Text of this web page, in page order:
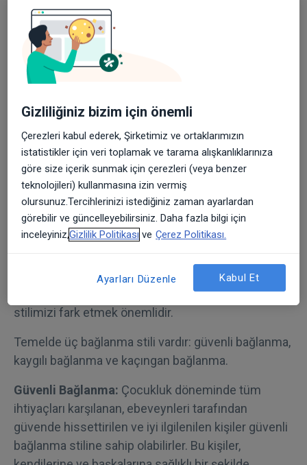
Bağlanma, bir kişinin başka birine duygusal olarak
anlamına gelir. Bağlanma stilleri, ilişkilerdeki temel
kavramdır. Genellikle güvenlik, yakınlık ve
bağımsızlık arasındaki dengeyi yansıtır. Bu kavram,
John Bowlby tarafından ortaya konmuş ve
sonrasında Mary Ainsworth tarafından daha da
geliştirilmiştir. Bağlanma stilleri, genellikle çocukluk
döneminde yaşanan deneyimlerle şekillenir ve
nedenle yetişkin olarak kurduğumuz ikili ilişkileri
sağlıklı bir şekilde sürdürebilmek için bağlanma
stilimizi fark etmek önemlidir.
Temelde üç bağlanma stili vardır: güvenli bağlanma,
kaygılı bağlanma ve kaçıngan bağlanma.
Güvenli Bağlanma: Çocukluk döneminde tüm
ihtiyaçları karşılanan, ebeveynleri tarafından
güvende hissettirilen ve iyi ilgilenilen kişiler güvenli
bağlanma stiline sahip olabilirler. Bu kişiler,
Gizliliğiniz bizim için önemli
Çerezleri kabul ederek, Şirketimiz ve ortaklarımızın
istatistikler için veri toplamak ve tarama alışkanlıklarınıza
göre size içerik sunmak için çerezleri (veya benzer
teknolojileri) kullanmasına izin vermiş
olursunuz.Tercihlerinizi istediğiniz zaman ayarlardan
görebilir ve güncelleyebilirsiniz. Daha fazla bilgi için
inceleyiniz,Gizlilik Politikası ve Çerez Politikası.
Ayarları Düzenle Kabul Et